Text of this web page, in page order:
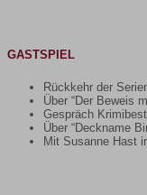
GASTSPIEL
Rückkehr der
Über “Der Beweis
Gespräch
Über “Deckname
Mit Susanne Hast